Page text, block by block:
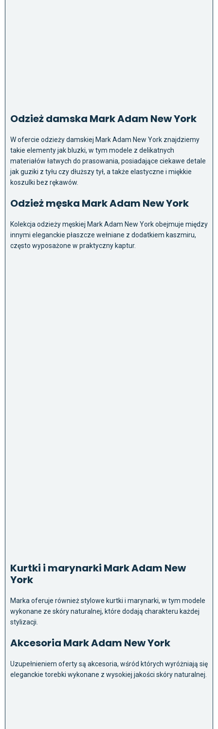
Odzież damska Mark Adam New York
W ofercie odzieży damskiej Mark Adam New York znajdziemy
takie elementy jak bluzki, w tym modele z delikatnych
materiałów łatwych do prasowania, posiadające ciekawe detale
jak guziki z tyłu czy dłuższy tył, a także elastyczne i miękkie
koszulki bez rękawów.
Odzież męska Mark Adam New York
Kolekcja odzieży męskiej Mark Adam New York obejmuje między
innymi eleganckie płaszcze wełniane z dodatkiem kaszmiru,
często wyposażone w praktyczny kaptur.
Kurtki i marynarki Mark Adam New
York
Marka oferuje również stylowe kurtki i marynarki, w tym modele
wykonane ze skóry naturalnej, które dodają charakteru każdej
stylizacji.
Akcesoria Mark Adam New York
Uzupełnieniem oferty są akcesoria, wśród których wyróżniają się
eleganckie torebki wykonane z wysokiej jakości skóry naturalnej.